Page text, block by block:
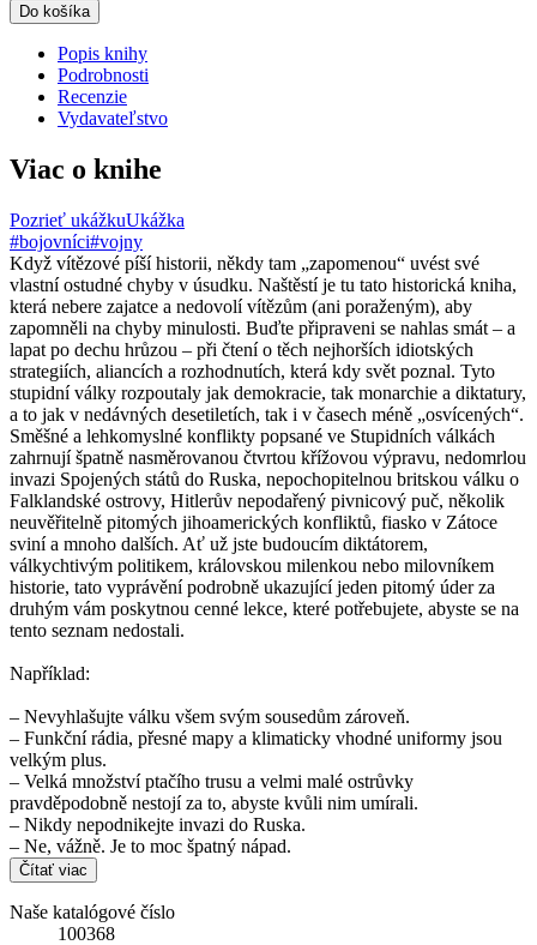
Do košíka
Popis knihy
Podrobnosti
Recenzie
Vydavateľstvo
Viac o knihe
Pozrieť ukážkuUkážka
#bojovníci#vojny
Když vítězové píší historii, někdy tam „zapomenou“ uvést své
vlastní ostudné chyby v úsudku. Naštěstí je tu tato historická kniha,
která nebere zajatce a nedovolí vítězům (ani poraženým), aby
zapomněli na chyby minulosti. Buďte připraveni se nahlas smát – a
lapat po dechu hrůzou – při čtení o těch nejhorších idiotských
strategiích, aliancích a rozhodnutích, která kdy svět poznal. Tyto
stupidní války rozpoutaly jak demokracie, tak monarchie a diktatury,
a to jak v nedávných desetiletích, tak i v časech méně „osvícených“.
Směšné a lehkomyslné konflikty popsané ve Stupidních válkách
zahrnují špatně nasměrovanou čtvrtou křížovou výpravu, nedomrlou
invazi Spojených států do Ruska, nepochopitelnou britskou válku o
Falklandské ostrovy, Hitlerův nepodařený pivnicový puč, několik
neuvěřitelně pitomých jihoamerických konfliktů, fiasko v Zátoce
sviní a mnoho dalších. Ať už jste budoucím diktátorem,
válkychtivým politikem, královskou milenkou nebo milovníkem
historie, tato vyprávění podrobně ukazující jeden pitomý úder za
druhým vám poskytnou cenné lekce, které potřebujete, abyste se na
tento seznam nedostali.
Například:
– Nevyhlašujte válku všem svým sousedům zároveň.
– Funkční rádia, přesné mapy a klimaticky vhodné uniformy jsou
velkým plus.
– Velká množství ptačího trusu a velmi malé ostrůvky
pravděpodobně nestojí za to, abyste kvůli nim umírali.
– Nikdy nepodnikejte invazi do Ruska.
– Ne, vážně. Je to moc špatný nápad.
Čítať viac
Naše katalógové číslo
100368